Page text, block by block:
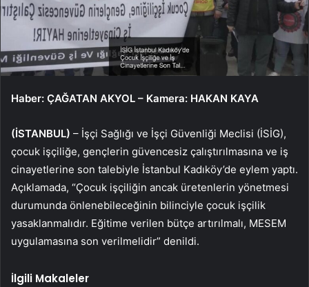
Haber: ÇAĞATAN AKYOL – Kamera: HAKAN KAYA
(İSTANBUL) – İşçi Sağlığı ve İşçi Güvenliği Meclisi (İSİG),
çocuk işçiliğe, gençlerin güvencesiz çalıştırılmasına ve iş
cinayetlerine son talebiyle İstanbul Kadıköy’de eylem yaptı.
Açıklamada, “Çocuk işçiliğin ancak üretenlerin yönetmesi
durumunda önlenebileceğinin bilinciyle çocuk işçilik
yasaklanmalıdır. Eğitime verilen bütçe artırılmalı, MESEM
uygulamasına son verilmelidir” denildi.
İlgili Makaleler